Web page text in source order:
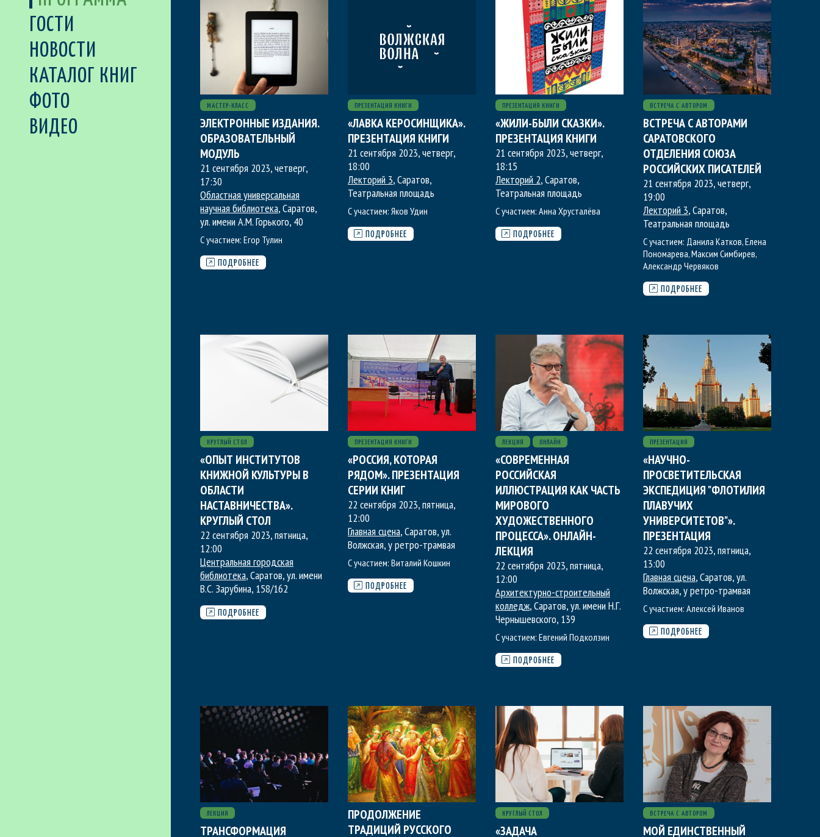
ГОСТИ
НОВОСТИ
КАТАЛОГ КНИГ
ФОТО
ВИДЕО
МАСТЕР-КЛАСС
ЭЛЕКТРОННЫЕ ИЗДАНИЯ.
ОБРАЗОВАТЕЛЬНЫЙ
МОДУЛЬ
21 сентября 2023, четверг,
17:30
Областная универсальная
научная библиотека, Саратов,
ул. имени А.М. Горького, 40
С участием: Егор Тулин
ПОДРОБНЕЕ
ПРЕЗЕНТАЦИЯ КНИГИ
«ЛАВКА КЕРОСИНЩИКА».
ПРЕЗЕНТАЦИЯ КНИГИ
21 сентября 2023, четверг,
18:00
Лекторий 3, Саратов,
Театральная площадь
С участием: Яков Удин
ПОДРОБНЕЕ
ПРЕЗЕНТАЦИЯ КНИГИ
«ЖИЛИ-БЫЛИ СКАЗКИ».
ПРЕЗЕНТАЦИЯ КНИГИ
21 сентября 2023, четверг,
18:15
Лекторий 2, Саратов,
Театральная площадь
С участием: Анна Хрусталёва
ПОДРОБНЕЕ
ВСТРЕЧА С АВТОРОМ
ВСТРЕЧА С АВТОРАМИ
САРАТОВСКОГО
ОТДЕЛЕНИЯ СОЮЗА
РОССИЙСКИХ ПИСАТЕЛЕЙ
21 сентября 2023, четверг,
19:00
Лекторий 3, Саратов,
Театральная площадь
С участием: Данила Катков,Елена
Пономарева,Максим Симбирев,
Александр Червяков
ПОДРОБНЕЕ
КРУГЛЫЙ СТОЛ
«ОПЫТ ИНСТИТУТОВ
КНИЖНОЙ КУЛЬТУРЫ В
ОБЛАСТИ
НАСТАВНИЧЕСТВА».
КРУГЛЫЙ СТОЛ
22 сентября 2023, пятница,
12:00
Центральная городская
библиотека, Саратов, ул. имени
В.С. Зарубина, 158/162
ПОДРОБНЕЕ
ПРЕЗЕНТАЦИЯ КНИГИ
«РОССИЯ, КОТОРАЯ
РЯДОМ». ПРЕЗЕНТАЦИЯ
СЕРИИ КНИГ
22 сентября 2023, пятница,
12:00
Главная сцена, Саратов, ул.
Волжская, у ретро-трамвая
С участием: Виталий Кошкин
ПОДРОБНЕЕ
ЛЕКЦИЯ ОНЛАЙН
«СОВРЕМЕННАЯ
РОССИЙСКАЯ
ИЛЛЮСТРАЦИЯ КАК ЧАСТЬ
МИРОВОГО
ХУДОЖЕСТВЕННОГО
ПРОЦЕССА». ОНЛАЙН-
ЛЕКЦИЯ
22 сентября 2023, пятница,
12:00
Архитектурно-строительный
колледж, Саратов, ул. имени Н.Г.
Чернышевского, 139
С участием: Евгений Подколзин
ПОДРОБНЕЕ
ПРЕЗЕНТАЦИЯ
«НАУЧНО-
ПРОСВЕТИТЕЛЬСКАЯ
ЭКСПЕДИЦИЯ "ФЛОТИЛИЯ
ПЛАВУЧИХ
УНИВЕРСИТЕТОВ"».
ПРЕЗЕНТАЦИЯ
22 сентября 2023, пятница,
13:00
Главная сцена, Саратов, ул.
Волжская, у ретро-трамвая
С участием: Алексей Иванов
ПОДРОБНЕЕ
ЛЕКЦИЯ
ТРАНСФОРМАЦИЯ
ПРОДОЛЖЕНИЕ
ТРАДИЦИЙ РУССКОГО
КРУГЛЫЙ СТОЛ
«ЗАДАЧА
ВСТРЕЧА С АВТОРОМ
МОЙ ЕДИНСТВЕННЫЙ